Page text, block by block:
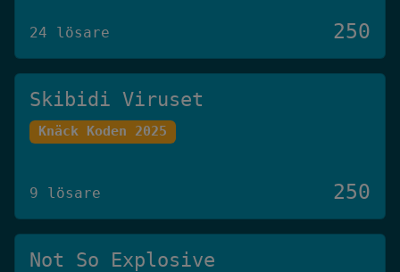
24 lösare 250
Skibidi Viruset
Knäck Koden 2025
9 lösare 250
Not So Explosive